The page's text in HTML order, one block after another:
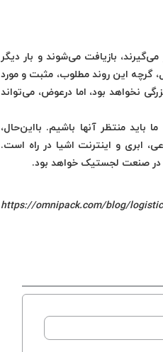
می‌گیرند، بازیافت می‌شوند و بار دیگر
گرچه این روند مطلوب، مثبت و مورد
به احتمال زیاد سال 2022، سال پیشرفت‌های بزرگی نخواهد بود، اما درعوض، می‌تواند
باید منتظر آنها باشیم. بااین‌حال،
ابری و اینترنت اشیا در راه است.
https://omnipack.com/blog/